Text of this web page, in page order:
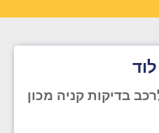
בדיקות קניה מכון